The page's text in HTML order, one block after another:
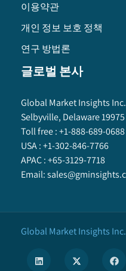
이용약관
개인 정보 보호 정책
연구 방법론
글로벌 본사
Global Market Insights
Selbyville, Delaware 19975
Toll free :+1-888-689-0688
USA :+1-302-846-7766
APAC :+65-3129-7718
Email:
Global Market Insights Inc.